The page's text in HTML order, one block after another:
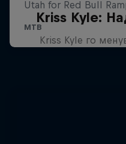
Kriss Kyle:
Kriss Kyle го